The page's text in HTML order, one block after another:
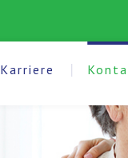
Karriere